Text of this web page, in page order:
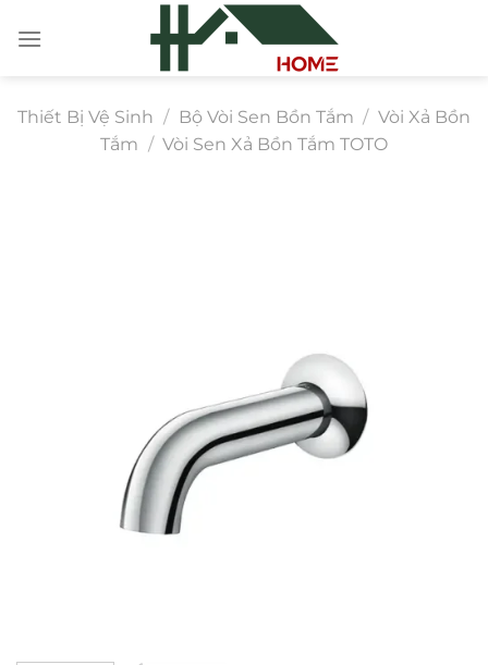
đến
Thiết Bị Vệ Sinh / Bộ Vòi Sen Bồn Tắm / Vòi Xả Bồn
Tắm / Vòi Sen Xả Bồn Tắm TOTO